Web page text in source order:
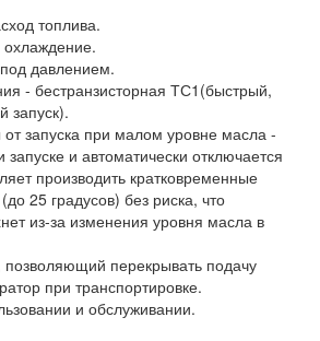
топлива.
давлением.
- бестранзисторная ТС1(быстрый,
запуск).
запуска при малом уровне масла -
запуске и автоматически отключается
производить кратковременные
25 градусов) без риска, что
из-за изменения уровня масла в
перекрывать подачу
при транспортировке.
и обслуживании.